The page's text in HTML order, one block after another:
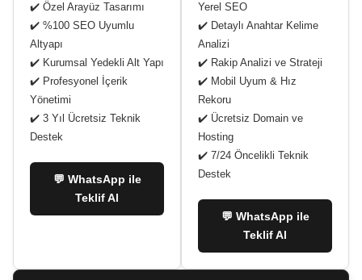
✔️ Özel Arayüz Tasarımı
✔️ %100 SEO Uyumlu
Altyapı
✔️ Kurumsal Yedekli Alt Yapı
✔️ Profesyonel İçerik
Yönetimi
✔️ 3 Yıl Ücretsiz Teknik
Destek
💬 WhatsApp ile
Teklif Al
Yerel SEO
✔️ Detaylı Anahtar Kelime
Analizi
✔️ Rakip Analizi ve Strateji
✔️ Mobil Uyum & Hız
Rekoru
✔️ Ücretsiz Domain ve
Hosting
✔️ 7/24 Öncelikli Teknik
Destek
💬 WhatsApp ile
Teklif Al